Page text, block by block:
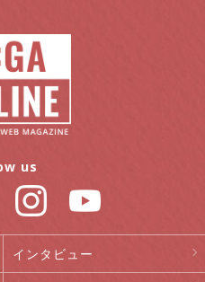
インタビュー
us